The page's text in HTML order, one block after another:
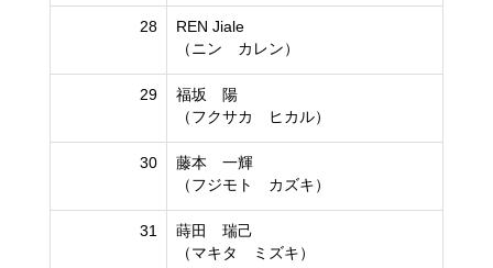
28
REN Jiale
（ニン カレン）
29
福坂 陽
（フクサカ ヒカル）
30
藤本 一輝
（フジモト カズキ）
31
蒔田 瑞己
（マキタ ミズキ）